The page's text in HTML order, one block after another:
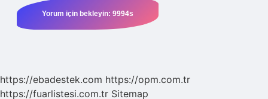
https://ebadestek.com https://opm.com.tr
https://fuarlistesi.com.tr Sitemap